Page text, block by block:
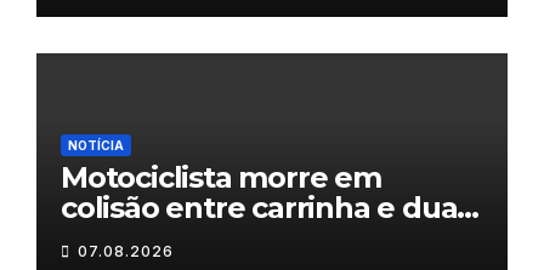
NOTÍCIA
Motociclista morre em
colisão entre carrinha e duas
motas em Chaves
07.08.2026